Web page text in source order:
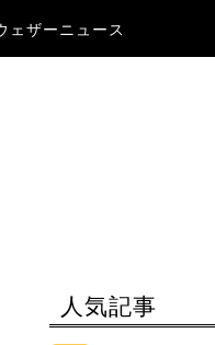
ェザーニュース
人気記事